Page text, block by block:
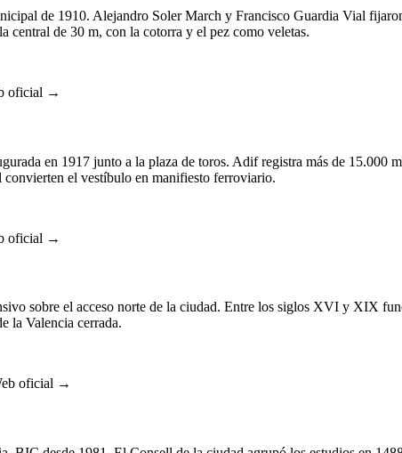
de 1910. Alejandro Soler March y Francisco Guardia Vial
central de 30 m, con la cotorra y el pez como veletas.
oficial →
en 1917 junto a la plaza de toros. Adif registra más de 15.000
el vestíbulo en manifiesto ferroviario.
oficial →
sobre el acceso norte de la ciudad. Entre los siglos XVI y XIX
la Valencia cerrada.
oficial →